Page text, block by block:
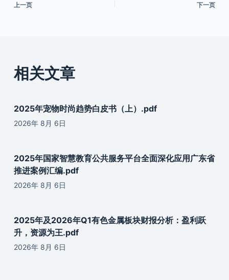
上一页 下一页
相关文章
2025年宠物时尚趋势白皮书（上）.pdf
2026年 8月 6日
2025年国家智慧教育公共服务平台全面深化应用广东省
推进案例汇编.pdf
2026年 8月 6日
2025年及2026年Q1有色金属板块财报分析：盈利跃
升，资源为王.pdf
2026年 8月 6日